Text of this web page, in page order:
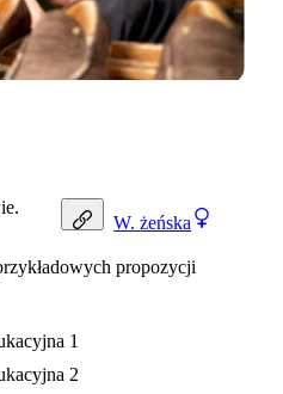
W. żeńska
propozycji
1
2